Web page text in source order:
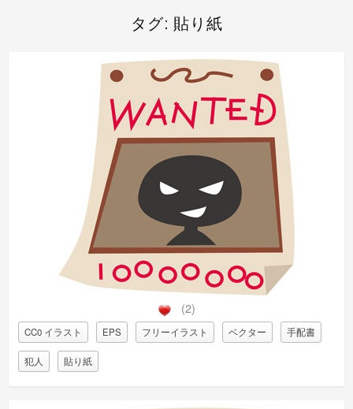
タグ: 貼り紙
(2)
CC0 イラスト EPS フリーイラスト ベクター 手配書
犯人 貼り紙